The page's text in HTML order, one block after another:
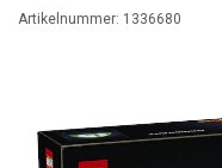
Artikelnummer: 1336680